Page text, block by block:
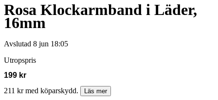
Rosa Klockarmband i Läder,
16mm
Avslutad 8 jun 18:05
Utropspris
199 kr
211 kr med köparskydd.
Läs mer